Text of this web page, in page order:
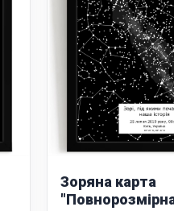
Зоряна карта